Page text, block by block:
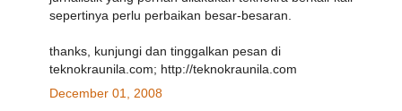
sepertinya perlu perbaikan besar-besaran.
thanks, kunjungi dan tinggalkan pesan di
teknokraunila.com; http://teknokraunila.com
December 01, 2008